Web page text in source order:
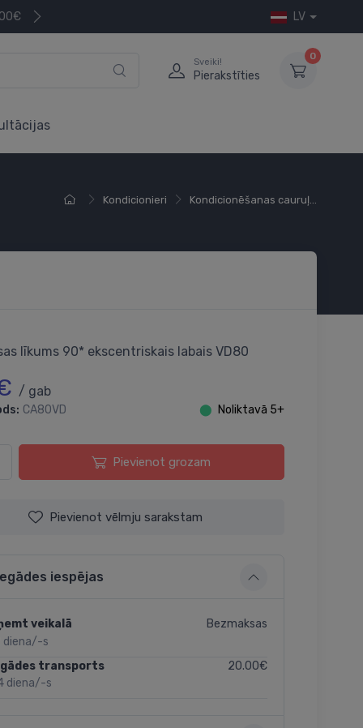
LV
Sveiki!
Pierakstīties
0
Kondicionieri Kondicionēšanas cauruļ...
līkums 90* ekscentriskais labais VD80
/ gab
CA80VD ⬤ Noliktavā 5+
Pievienot grozam
Pievienot vēlmju sarakstam
iespējas
veikalā
diena/-s
Bezmaksas
transports
diena/-s
20.00€